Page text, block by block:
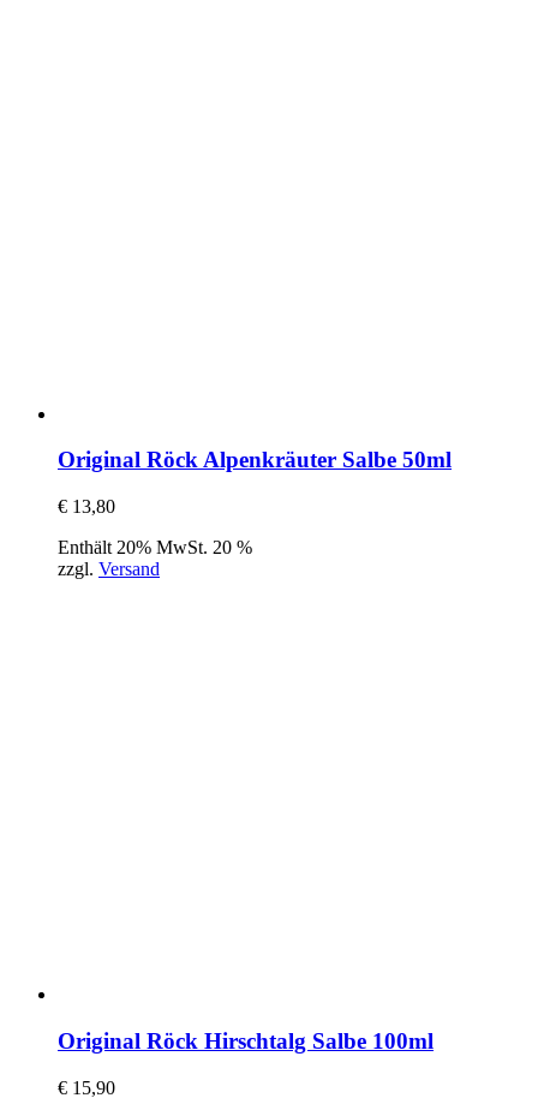
Original Röck Alpenkräuter Salbe 50ml
€ 13,80
Enthält 20% MwSt. 20 %
zzgl. Versand
Original Röck Hirschtalg Salbe 100ml
€ 15,90